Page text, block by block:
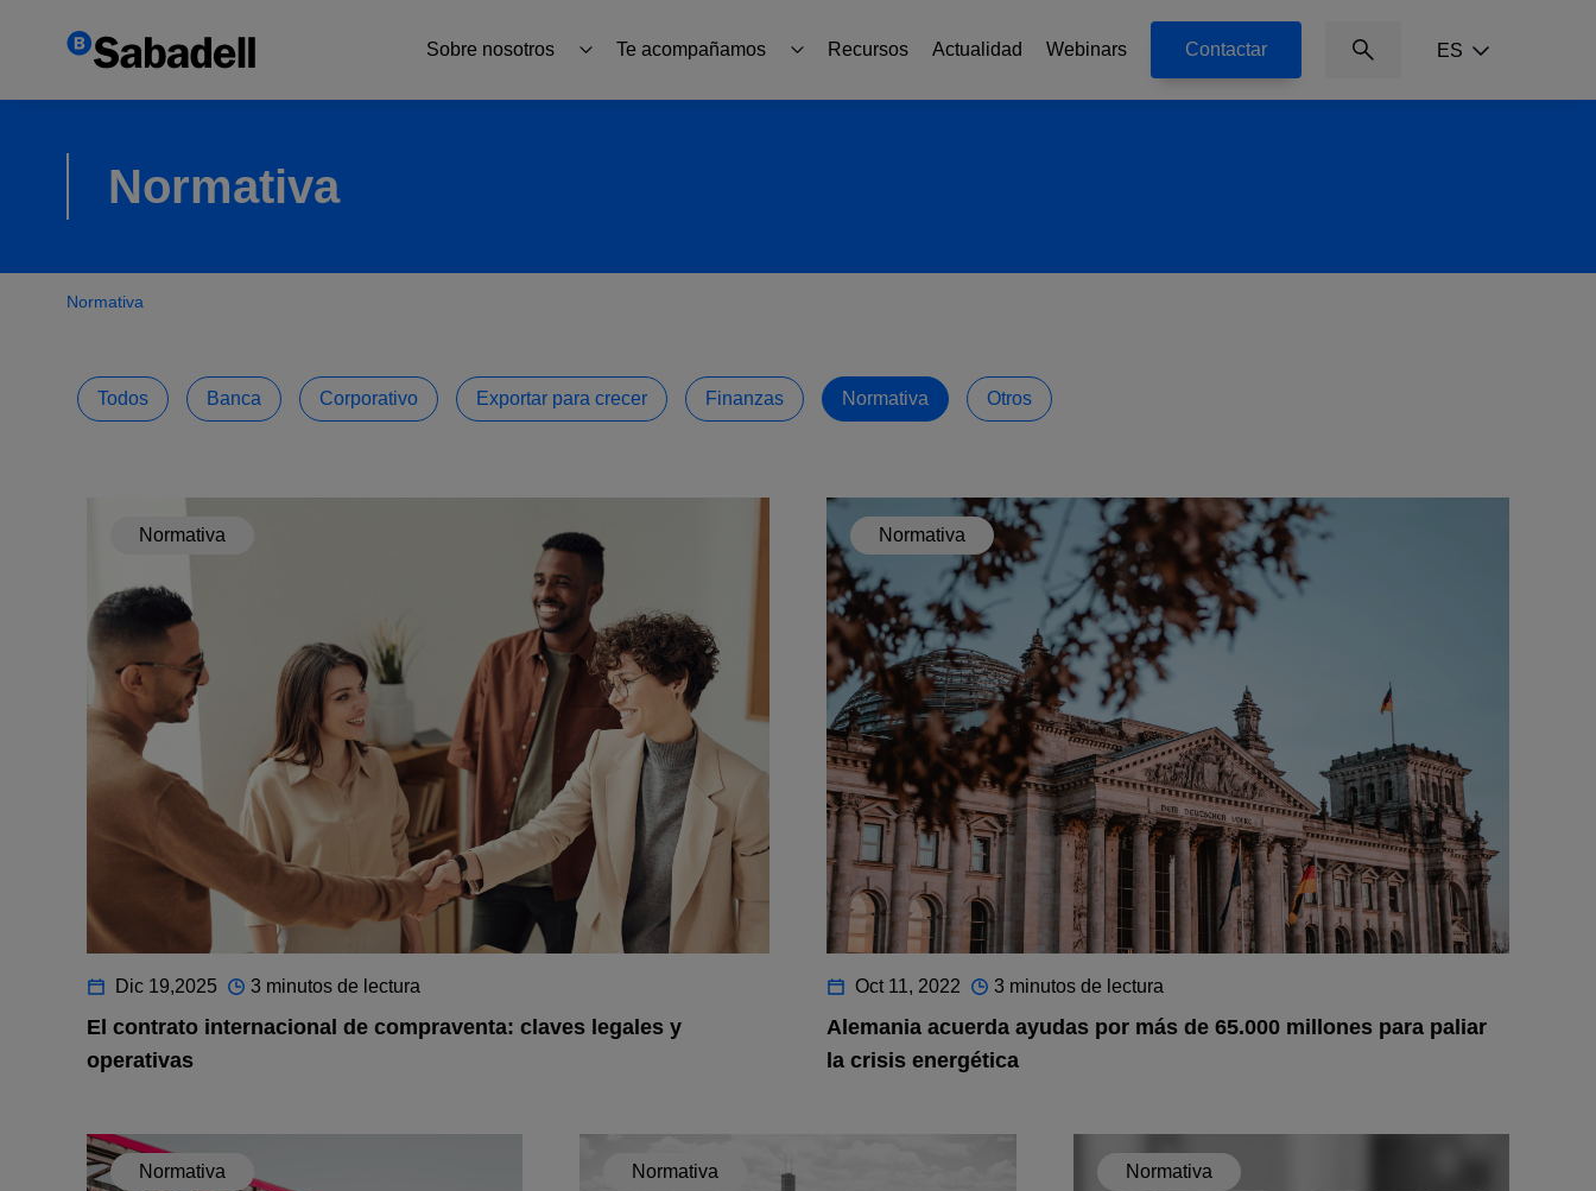
Sobre nosotros Te acompañamos Recursos Actualidad Webinars Contactar ES
Normativa
Normativa
Todos Banca Corporativo Exportar para crecer Finanzas Normativa Otros
Normativa
Dic 19,2025 3 minutos de lectura
El contrato internacional de compraventa: claves legales y
operativas
Normativa
Oct 11, 2022 3 minutos de lectura
Alemania acuerda ayudas por más de 65.000 millones para paliar
la crisis energética
Normativa Normativa Normativa